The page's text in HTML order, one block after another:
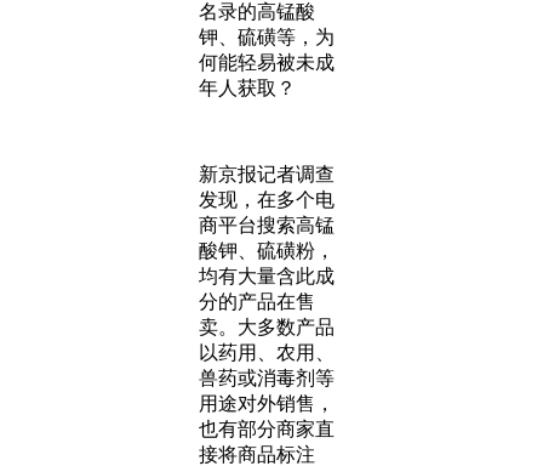
名录的高锰酸
钾、硫磺等，为
何能轻易被未成
年人获取？
新京报记者调查
发现，在多个电
商平台搜索高锰
酸钾、硫磺粉，
均有大量含此成
分的产品在售
卖。大多数产品
以药用、农用、
兽药或消毒剂等
用途对外销售，
也有部分商家直
接将商品标注